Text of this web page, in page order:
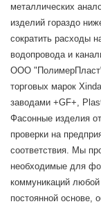
металлических
изделий гораздо
сократить расходы
водопровода и
ООО
торговых марок
заводами +GF+,
Фасонные изделия
проверки на
соответствия. Мы
необходимые для
коммуникаций
постоянной основе,